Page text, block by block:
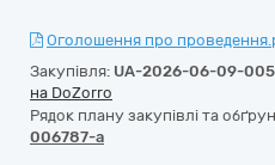
Оголошення про
Закупівля: UA-2026-06-09-
на DoZorro
Рядок плану закупівлі та
006787-a